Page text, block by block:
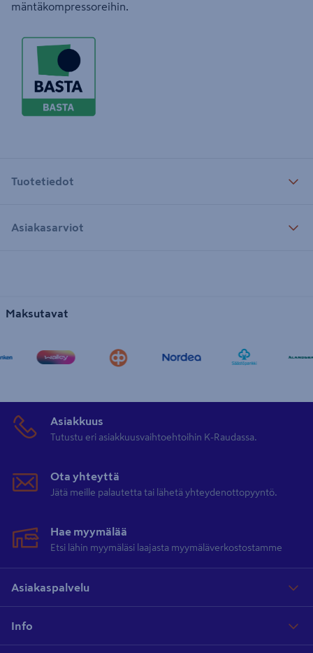
mäntäkompressoreihin.
Tuotetiedot
Asiakasarviot
Maksutavat
Asiakkuus
Tutustu eri asiakkuusvaihtoehtoihin K-Raudassa.
Ota yhteyttä
Jätä meille palautetta tai lähetä yhteydenottopyyntö.
Hae myymälää
Etsi lähin myymäläsi laajasta myymäläverkostostamme
Asiakaspalvelu
Info